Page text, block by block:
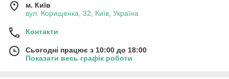
м. Київ
вул. Корищенка, 32, Київ, Україна
Контакти
Сьогодні працює з 10:00 до 18:00
Показати весь графік роботи